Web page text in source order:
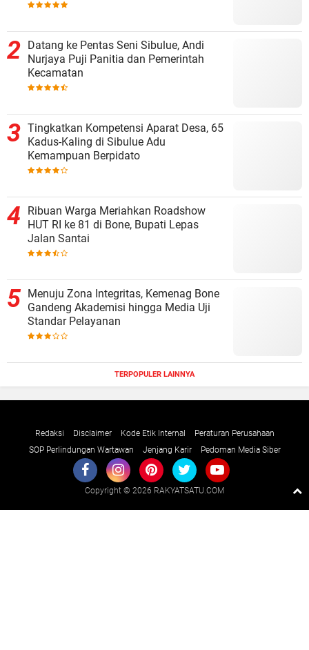
Datang ke Pentas Seni Sibulue, Andi
Nurjaya Puji Panitia dan Pemerintah
Kecamatan
Tingkatkan Kompetensi Aparat Desa, 65
Kadus-Kaling di Sibulue Adu
Kemampuan Berpidato
Ribuan Warga Meriahkan Roadshow
HUT RI ke 81 di Bone, Bupati Lepas
Jalan Santai
Menuju Zona Integritas, Kemenag Bone
Gandeng Akademisi hingga Media Uji
Standar Pelayanan
TERPOPULER LAINNYA
Redaksi Disclaimer Kode Etik Internal
Peraturan Perusahaan
SOP Perlindungan Wartawan
Jenjang Karir Pedoman Media Siber
Copyright © 2026 RAKYATSATU.COM
Raushan